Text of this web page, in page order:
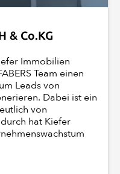
& Co.KG
Immobilien
Team einen
Leads von
Dabei ist ein
von
hat Kiefer